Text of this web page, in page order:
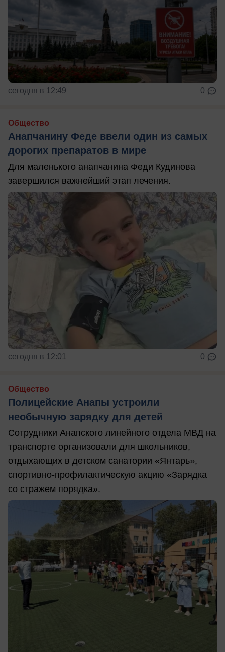
сегодня в 12:49 0
Общество
Анапчанину Феде ввели один из самых
дорогих препаратов в мире
Для маленького анапчанина Феди Кудинова
завершился важнейший этап лечения.
сегодня в 12:01 0
Общество
Полицейские Анапы устроили
необычную зарядку для детей
Сотрудники Анапского линейного отдела МВД на
транспорте организовали для школьников,
отдыхающих в детском санатории «Янтарь»,
спортивно-профилактическую акцию «Зарядка
со стражем порядка».